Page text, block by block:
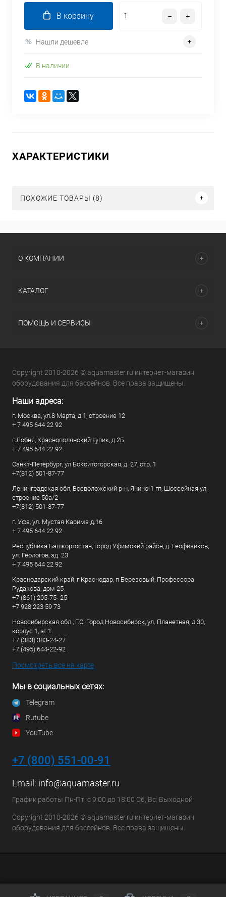
В корзину
Нашли дешевле
В наличии
ХАРАКТЕРИСТИКИ
ПОХОЖИЕ ТОВАРЫ (8)
О КОМПАНИИ
КАТАЛОГ
ПОМОЩЬ И СЕРВИСЫ
Copyright 2010-2026 © aquamaster.ru интернет-магазин
оборудования для бассейнов. Все права защищены.
Наши адреса:
г. Москва, ул.8 Марта, д.1, строение 12
+ 7 495 644 22 92
г.Лобня, Краснополянский тупик, д.2Б
+ 7 495 644 22 92
Санкт-Петербург, ул Бокситогорская, д. 27, стр. 1
+7(812) 501-87-77
Ленинградская обл, Всеволожский р-н, Янино-1 гп, Шоссейная ул,
строение 50а/2
+7(812) 501-87-77
г. Уфа, ул. Мустая Карима д.16
+ 7 495 644 22 92
Республика Башкортостан, город Уфимский район, д. Геофизиков,
ул. Геологов, зд. 23
+ 7 495 644 22 92
Краснодарский край, г Краснодар, п Березовый, Профессора
Рудакова, дом 25
+7 (861) 205-75- 25
+7 928 223 59 73
Новосибирская обл., Г.О. Город Новосибирск, ул. Планетная, д.30,
корпус 1, эт.1.
+7 (383) 383-24-27
+7 (495) 644-22-92
Посмотреть все на карте
Мы в социальных сетях:
Telegram
Rutube
YouTube
+7 (800) 551-00-91
Email: info@aquamaster.ru
График работы Пн-Пт: с 9:00 до 18:00 Сб, Вс: Выходной
Copyright 2010-2026 © aquamaster.ru интернет-магазин
оборудования для бассейнов. Все права защищены.